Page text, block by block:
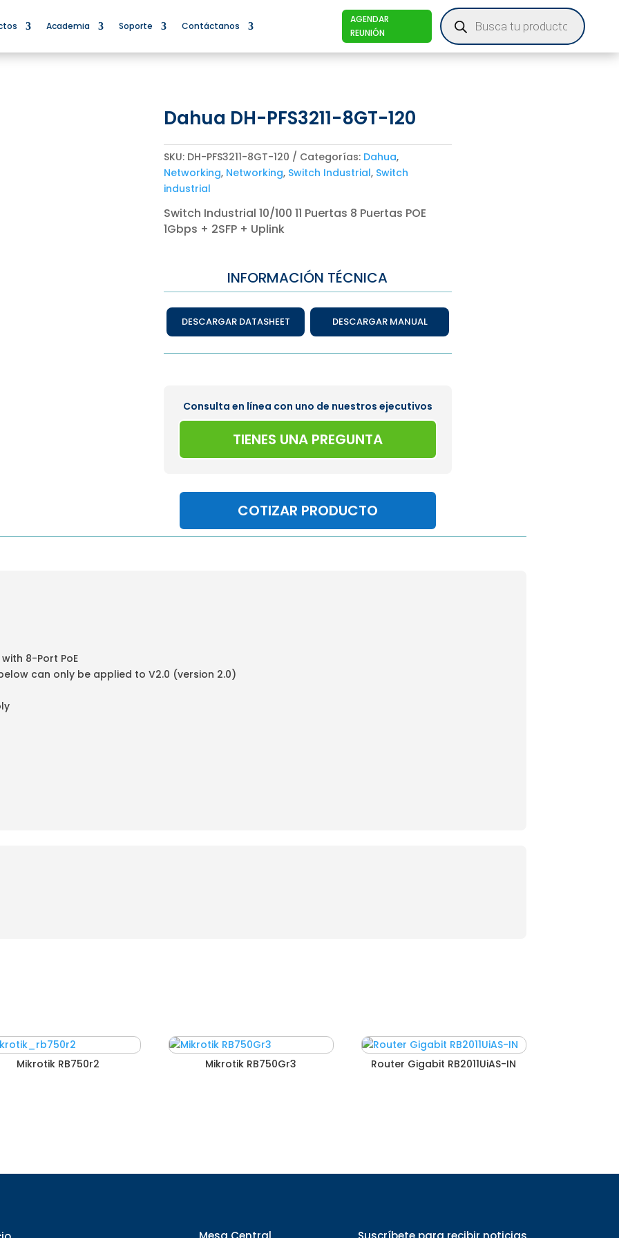
Academia Soporte Contáctanos
AGENDAR
REUNIÓN
Products
search
Dahua DH-PFS3211-8GT-120
SKU: DH-PFS3211-8GT-120 Categorías: Dahua,
Networking, Networking, Switch Industrial, Switch
industrial
Switch Industrial 10/100 11 Puertas 8 Puertas POE
1Gbps + 2SFP + Uplink
INFORMACIÓN TÉCNICA
DESCARGAR DATASHEET DESCARGAR MANUAL
Consulta en línea con uno de nuestros ejecutivos
TIENES UNA PREGUNTA
COTIZAR PRODUCTO
8-Port PoE
can only be applied to V2.0 (version 2.0)
Mikrotik RB750r2 Mikrotik RB750Gr3 Router Gigabit RB2011UiAS-IN